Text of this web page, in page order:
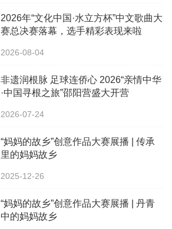
2026年“文化中国·水立方杯”中文歌曲大
赛总决赛落幕，选手精彩表现来啦
2026-08-04
非遗润根脉 足球连侨心 2026“亲情中华
·中国寻根之旅”邵阳营盛大开营
2026-07-24
“妈妈的故乡”创意作品大赛展播 | 传承
里的妈妈故乡
2025-12-26
“妈妈的故乡”创意作品大赛展播 | 丹青
中的妈妈故乡